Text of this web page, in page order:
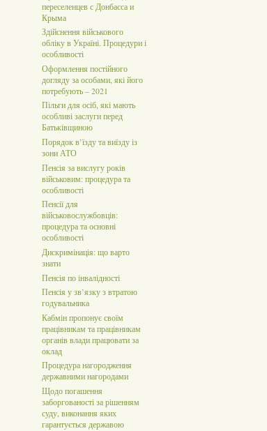
переселенцев с Донбасса и
Крыма
Здійснення військового
обліку в Україні. Процедури і
особливості
Оформлення постійного
догляду за особами, які його
потребують – 2021
Пільги для осіб, які мають
особливі заслуги перед
Батьківщиною
Порядок в’їзду та виїзду із
зони АТО
Пенсія за вислугу років
військовим: процедура та
особливості
Пенсії для
військовослужбовців:
процедура та основні
особливості
Дискримінація: що варто
знати
Пенсія по інвалідності
Пенсія у зв’язку з втратою
годувальника
Кабмін пропонує своїм
працівникам та працівникам
органів влади працювати за
оклад
Процедура нагородження
державними нагородами
Щодо погашення
заборгованості за рішенням
суду, виконання яких
гарантується державою